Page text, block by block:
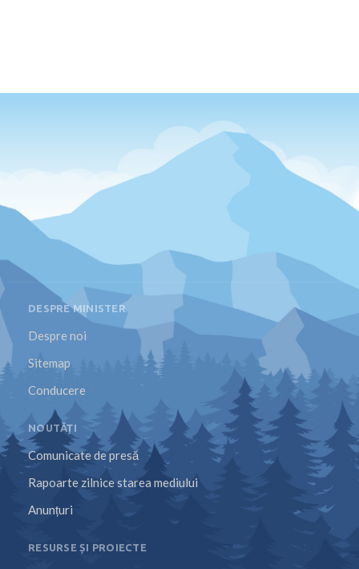
DESPRE MINISTER
Despre noi
Sitemap
Conducere
NOUTĂȚI
Comunicate de presă
Rapoarte zilnice starea mediului
Anunțuri
RESURSE ȘI PROIECTE